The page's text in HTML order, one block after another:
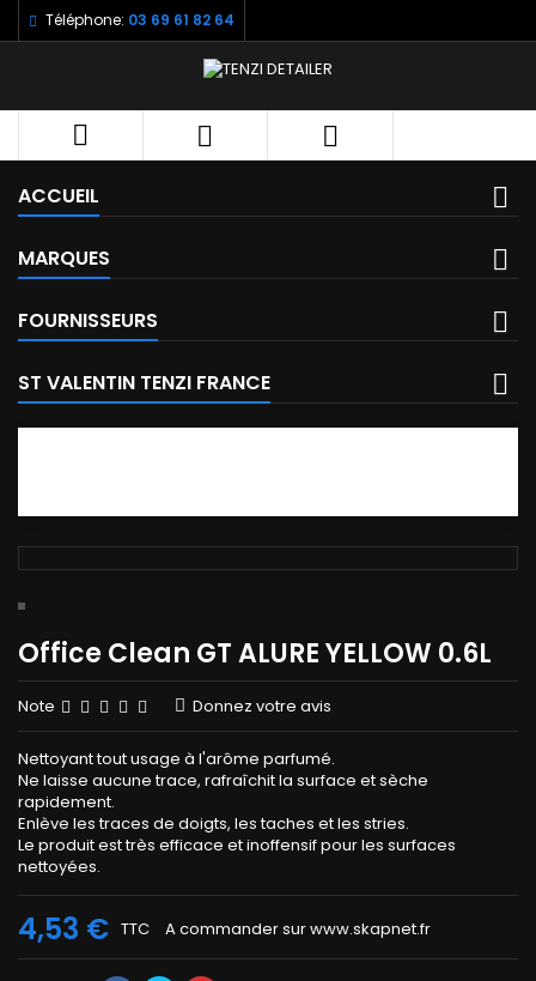
Téléphone: 03 69 61 82 64
  
ACCUEIL
MARQUES
FOURNISSEURS
ST VALENTIN TENZI FRANCE
Office Clean GT ALURE YELLOW 0.6L
Note Donnez votre avis
Nettoyant tout usage à l'arôme parfumé.
Ne laisse aucune trace, rafraîchit la surface et sèche
rapidement.
Enlève les traces de doigts, les taches et les stries.
Le produit est très efficace et inoffensif pour les surfaces
nettoyées.
4,53 € TTC A commander sur www.skapnet.fr